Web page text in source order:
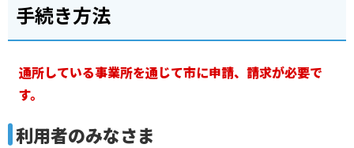
手続き方法
通所している事業所を通じて市に申請、請求が必要で
す。
利用者のみなさま